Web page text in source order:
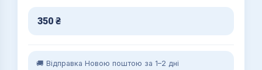
350 ₴
🚚 Відправка Новою поштою за 1–2 дні